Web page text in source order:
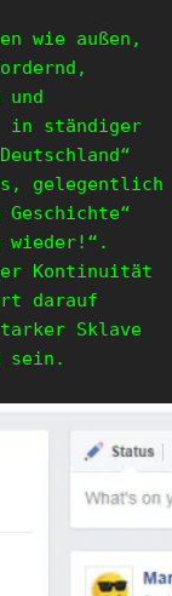
wie außen,
in ständiger
gelegentlich
Kontinuität
darauf
Sklave
sein.